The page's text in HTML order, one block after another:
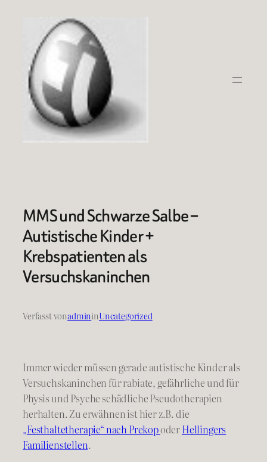
springen
MMS und Schwarze Salbe –
Autistische Kinder +
Krebspatienten als
Versuchskaninchen
Verfasst vonadmininUncategorized
Immer wieder müssen gerade autistische Kinder als
Versuchskaninchen für rabiate, gefährliche und für
Physis und Psyche schädliche Pseudotherapien
herhalten. Zu erwähnen ist hier z.B. die
„Festhaltetherapie“ nach PrekopoderHellingers
Familienstellen.